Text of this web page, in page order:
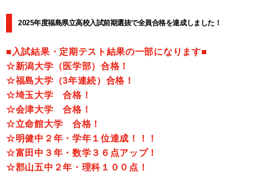
2025年度福島県立高校入試前期選抜で全員合格を達成しました！
■入試結果・定期テスト結果の一部になります■
☆新潟大学（医学部）合格！
☆福島大学（3年連続）合格！
☆埼玉大学 合格！
☆会津大学 合格！
☆立命館大学 合格！
☆明健中２年・学年１位達成！！！
☆富田中３年・数学３６点アップ！
☆郡山五中２年・理科１００点！